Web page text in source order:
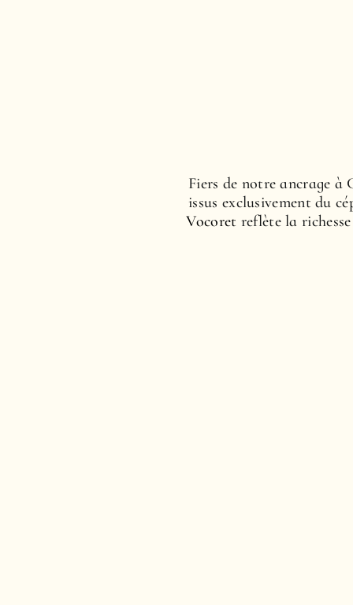
Fiers de notre ancrage à
issus exclusivement du
Vocoret reflète la